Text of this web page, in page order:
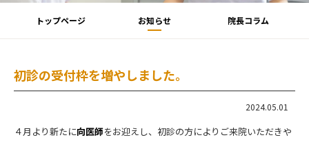
トップページ お知らせ 院長コラム
初診の受付枠を増やしました。
2024.05.01
４月より新たに向医師をお迎えし、初診の方によりご来院いただきや